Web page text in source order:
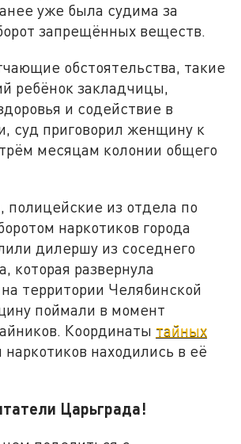
уже была судима за
запрещённых веществ.
обстоятельства, такие
ребёнок закладчицы,
и содействие в
суд приговорил женщину к
месяцам колонии общего
из отдела по
наркотиков города
дилершу из соседнего
которая развернула
территории Челябинской
поймали в момент
Координаты тайных
наркотиков находились в её
Царьграда!